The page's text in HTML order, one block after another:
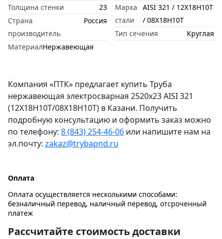
Толщина стенки
23
Страна
производитель
Россия
МатериалНержавеющая
Марка
стали
AISI 321 / 12Х18Н10Т
/ 08Х18Н10Т
Тип сечения
Круглая
Компания «ПТК» предлагает купить Труба
нержавеющая электросварная 2520х23 AISI 321
(12Х18Н10Т/08Х18Н10Т) в Казани. Получить
подробную консультацию и оформить заказ можно
по телефону: 8 (843) 254-46-06 или напишите нам на
эл.почту: zakaz@trybapnd.ru
Оплата
Оплата осуществляется несколькими способами:
безналичный перевод, наличный перевод, отсроченный
платеж
Рассчитайте стоимость доставки